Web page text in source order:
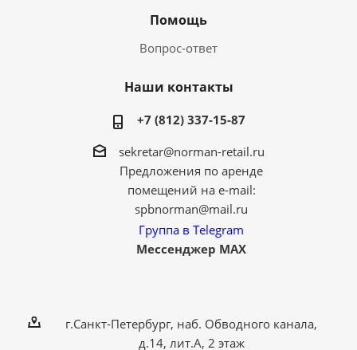
Помощь
Вопрос-ответ
Наши контакты
+7 (812) 337-15-87
sekretar@norman-retail.ru
Предложения по аренде
помещений на e-mail:
spbnorman@mail.ru
Группа в Telegram
Мессенджер MAX
г.Санкт-Петербург, наб. Обводного канала,
д.14, лит.А, 2 этаж